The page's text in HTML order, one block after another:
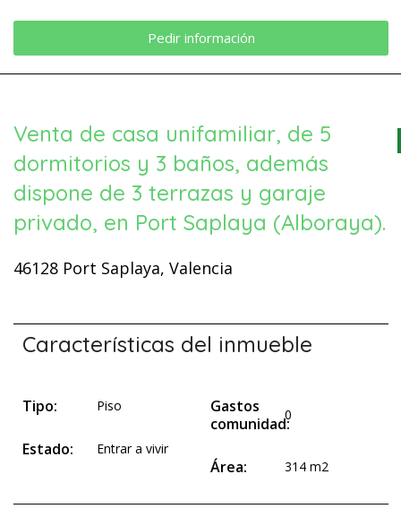
Pedir información
Venta de casa unifamiliar, de 5
dormitorios y 3 baños, además
dispone de 3 terrazas y garaje
privado, en Port Saplaya (Alboraya).
46128 Port Saplaya, Valencia
Características del inmueble
Tipo: Piso
Estado: Entrar a vivir
Gastos
comunidad:0
Área: 314 m2